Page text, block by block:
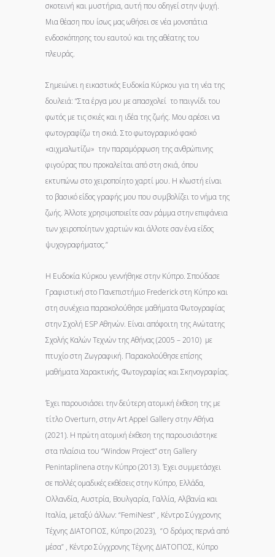
σκοτεινή και μυστήρια, αυτή που οδηγεί στην ψυχή.
Μια θέαση που ίσως μας ωθήσει σε νέα μονοπάτια
ενδοσκόπησης του εαυτού και της αθέατης του
πλευράς.
Σημειώνει η εικαστικός Ευδοκία Κύρκου για τη νέα της
δουλειά: “Στα έργα μου με απασχολεί το παιγνίδι του
φωτός με τις σκιές και η ιδέα της ζωής. Μου αρέσει να
φωτογραφίζω τη σκιά. Στο φωτογραφικό φακό
«αιχμαλωτίζω» την παραμόρφωση της ανθρώπινης
φιγούρας που προκαλείται από στη σκιά, όπου
εκτυπώνω στο χειροποίητο χαρτί μου. Η κλωστή είναι
το βασικό είδος γραφής μου που συμβολίζει το νήμα της
ζωής. Άλλοτε χρησιμοποιείτε σαν ράμμα στην επιφάνεια
των χειροποίητων χαρτιών και άλλοτε σαν ένα είδος
ψυχογραφήματος.”
Η Ευδοκία Κύρκου γεννήθηκε στην Κύπρο. Σπούδασε
Γραφιστική στο Πανεπιστήμιο Frederick στη Κύπρο και
στη συνέχεια παρακολούθησε μαθήματα Φωτογραφίας
στην Σχολή ESP Αθηνών. Είναι απόφοιτη της Ανώτατης
Σχολής Καλών Τεχνών της Αθήνας (2005 – 2010) με
πτυχίο στη Ζωγραφική. Παρακολούθησε επίσης
μαθήματα Χαρακτικής, Φωτογραφίας και Σκηνογραφίας.
Έχει παρουσιάσει την δεύτερη ατομική έκθεση της με
τίτλο Overturn, στην Art Appel Gallery στην Αθήνα
(2021). H πρώτη ατομική έκθεση της παρουσιάστηκε
στα πλαίσια του “Window Project” στη Gallery
Penintaplinena στην Κύπρο (2013). Έχει συμμετάσχει
σε πολλές ομαδικές εκθέσεις στην Κύπρο, Ελλάδα,
Ολλανδία, Αυστρία, Βουλγαρία, Γαλλία, Αλβανία και
Ιταλία, μεταξύ άλλων: “FemiNest” , Κέντρο Σύγχρονης
Τέχνης ΔΙΑΤΟΠΟΣ, Κύπρο (2023), “Ο δρόμος περνά από
μέσα” , Κέντρο Σύγχρονης Τέχνης ΔΙΑΤΟΠΟΣ, Κύπρο